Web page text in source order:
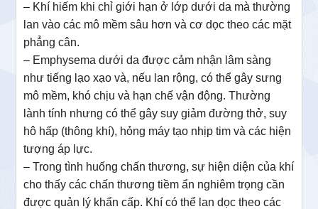
– Khí hiếm khi chỉ giới hạn ở lớp dưới da mà thường
lan vào các mô mềm sâu hơn và cơ dọc theo các mặt
phẳng cân.
– Emphysema dưới da được cảm nhận lâm sàng
như tiếng lạo xạo và, nếu lan rộng, có thể gây sưng
mô mềm, khó chịu và hạn chế vận động. Thường
lành tính nhưng có thể gây suy giảm đường thở, suy
hô hấp (thông khí), hỏng máy tạo nhịp tim và các hiện
tượng áp lực.
– Trong tình huống chấn thương, sự hiện diện của khí
cho thấy các chấn thương tiềm ẩn nghiêm trọng cần
được quản lý khẩn cấp. Khí có thể lan dọc theo các